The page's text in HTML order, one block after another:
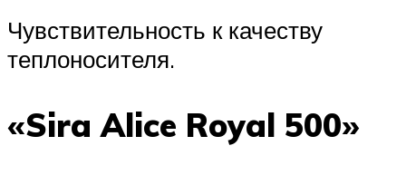
Чувствительность к качеству
теплоносителя.
«Sira Alice Royal 500»